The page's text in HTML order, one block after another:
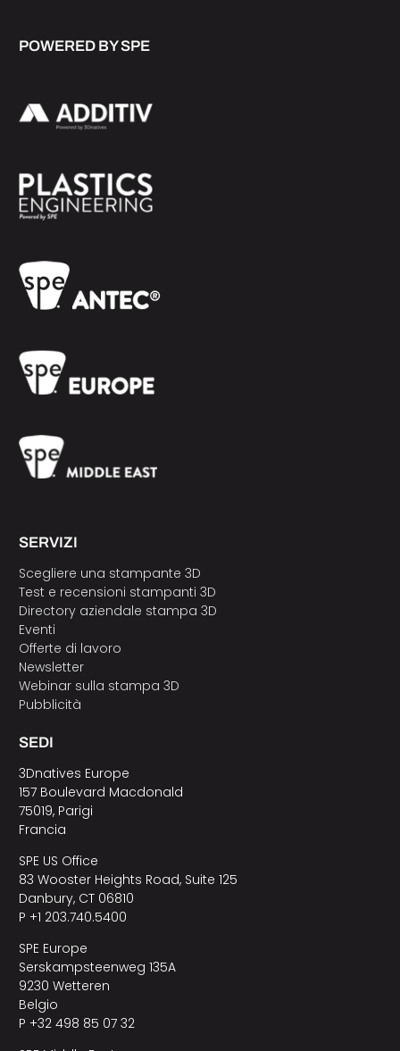
POWERED BY SPE
SERVIZI
Scegliere una stampante 3D
Test e recensioni stampanti 3D
Directory aziendale stampa 3D
Eventi
Offerte di lavoro
Newsletter
Webinar sulla stampa 3D
Pubblicità
SEDI
3Dnatives Europe
157 Boulevard Macdonald
75019, Parigi
Francia
SPE US Office
83 Wooster Heights Road, Suite 125
Danbury, CT 06810
P +1 203.740.5400
SPE Europe
Serskampsteenweg 135A
9230 Wetteren
Belgio
P +32 498 85 07 32